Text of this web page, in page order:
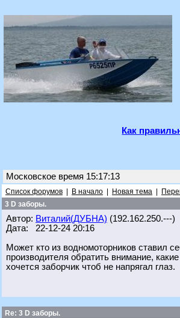
Как
Московское время 15:17:13
Список форумов В начало Новая тема
3 D заборы.
Автор: Виталий(ДУБНА) (192.162.250.---)
Дата: 22-12-24 20:16
Может кто из водномоторников ставил
производителя обратить внимание,
хочется заборчик чтоб не напрягал глаз.
Re: 3 D заборы.